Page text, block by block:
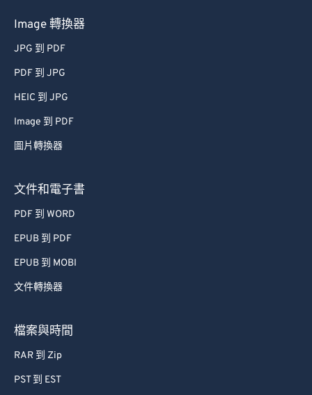
Image 轉換器
JPG 到 PDF
PDF 到 JPG
HEIC 到 JPG
Image 到 PDF
圖片轉換器
文件和電子書
PDF 到 WORD
EPUB 到 PDF
EPUB 到 MOBI
文件轉換器
檔案與時間
RAR 到 Zip
PST 到 EST